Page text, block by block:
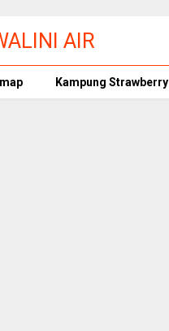
AIR
Kampung Strawberry